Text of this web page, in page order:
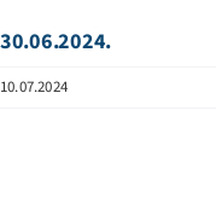
30.06.2024.
10.07.2024